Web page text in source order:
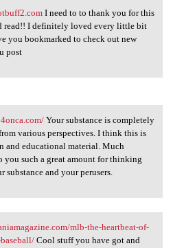
I need
I need to to thank you for this
read!! I definitely loved every little bit
you bookmarked to check out new
post
Your
Your substance is completely
various perspectives. I think this is
and educational material. Much
you such a great amount for thinking
substance and your perusers.
mlb
mlb-the-heartbeat-of-
Cool stuff you have got and